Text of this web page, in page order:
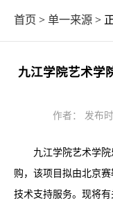
首页 > 单一来源 >
九江学院艺术学
作者： 发布
九江学院艺术学
购，该项目拟由北京
技术支持服务。现将